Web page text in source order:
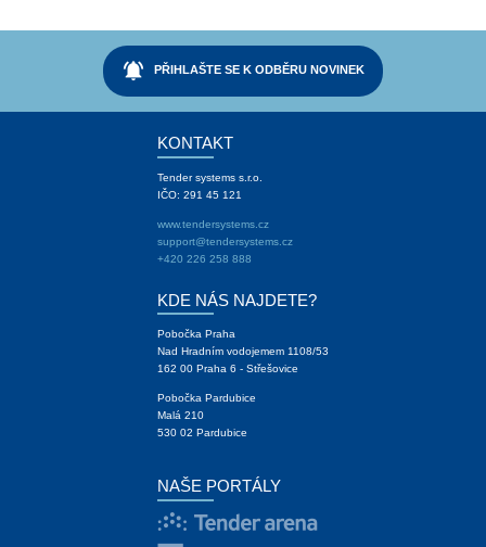
notifications_active PŘIHLAŠTE SE K ODBĚRU NOVINEK
KONTAKT
Tender systems s.r.o.
IČO: 291 45 121
www.tendersystems.cz
support@tendersystems.cz
+420 226 258 888
KDE NÁS NAJDETE?
Pobočka Praha
Nad Hradním vodojemem 1108/53
162 00 Praha 6 - Střešovice
Pobočka Pardubice
Malá 210
530 02 Pardubice
NAŠE PORTÁLY